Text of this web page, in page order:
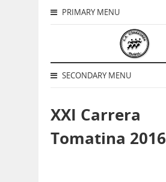
PRIMARY MENU
SECONDARY MENU
XXI Carrera
Tomatina 2016